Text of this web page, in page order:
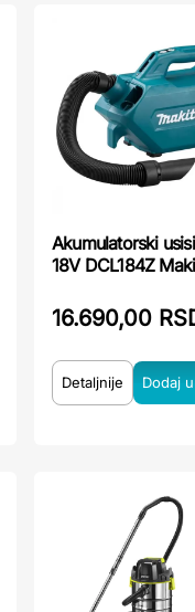
Akumulatorski
18V DCL184Z
16.690,00
Detaljnije